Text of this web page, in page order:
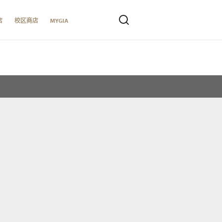
校区商店 MYGIA